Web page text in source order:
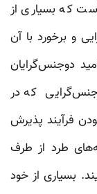
که بسیاری از
و برخورد با آن
دوجنس‌گرایان
که در
فرآیند پذیرش
طرد از طرف
بسیاری از خود